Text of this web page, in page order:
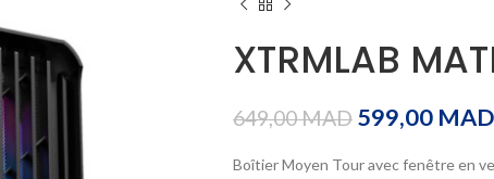
XTRMLAB
649,00MAD 599,00 MAD
Boîtier Moyen Tour avec fenêtre en